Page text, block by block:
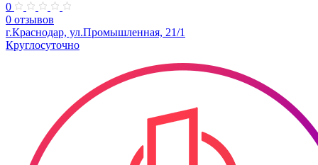
0
0 отзывов
г.Краснодар, ул.Промышленная, 21/1
Круглосуточно